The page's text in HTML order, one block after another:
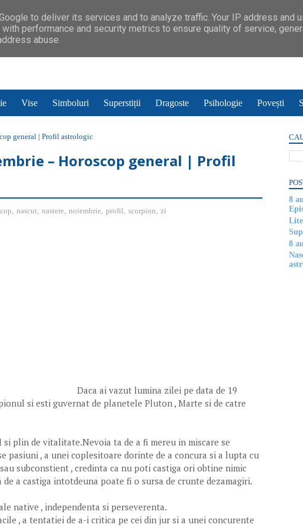
Vise Simboluri Superstiții Dragoste Psihologie Povești
general | Profil astrologic
– Horoscop general | Profil
, nascut, nastere, noiembrie, profil, scorpion, zi
Daca ai vazut lumina zilei pe data de 19
si esti guvernat de planetele Pluton , Marte si de catre
plin de vitalitate.Nevoia ta de a fi mereu in miscare se
pasiuni , a unei coplesitoare dorinte de a concura si a lupta cu
subconstient , credinta ca nu poti castiga ori obtine nimic
a castiga intotdeuna poate fi o sursa de crunte dezamagiri.
native , independenta si perseverenta.
, a tentatiei de a-i critica pe cei din jur si a unei concurente
8
8
to deliver its services and to analyze traffic. Your IP address and
performance and security metrics to ensure quality of service,
abuse.